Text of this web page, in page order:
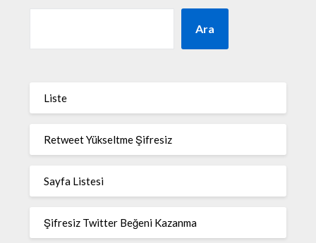
Ara
Liste
Retweet Yükseltme Şifresiz
Sayfa Listesi
Şifresiz Twitter Beğeni Kazanma